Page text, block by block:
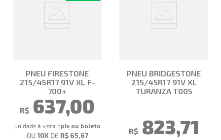
PNEU FIRESTONE
215/45R17 91V XL F-
700+
R$ 637,00
unidade à vista no pix
OU10X DE R$ 65,67
PNEU BRIDGESTONE
215/45R17 91V XL
TURANZA T005
R$ 823,71